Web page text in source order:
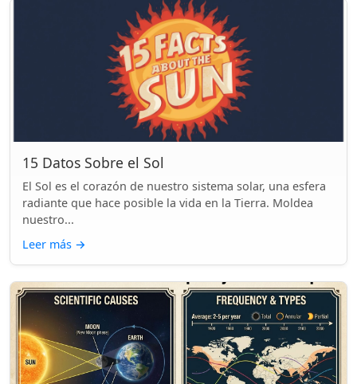
15 Datos Sobre el Sol
El Sol es el corazón de nuestro sistema solar, una esfera
radiante que hace posible la vida en la Tierra. Moldea
nuestro...
Leer más →